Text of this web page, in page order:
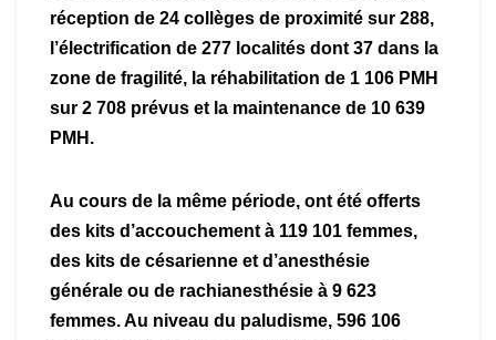
réception de 24 collèges de proximité sur 288,
l’électrification de 277 localités dont 37 dans la
zone de fragilité, la réhabilitation de 1 106 PMH
sur 2 708 prévus et la maintenance de 10 639
PMH.
Au cours de la même période, ont été offerts
des kits d’accouchement à 119 101 femmes,
des kits de césarienne et d’anesthésie
générale ou de rachianesthésie à 9 623
femmes. Au niveau du paludisme, 596 106